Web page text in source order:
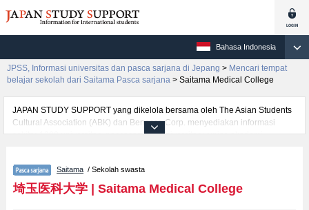
Bahasa Indonesia
JPSS, Informasi universitas dan pasca sarjana di Jepang > Mencari tempat
belajar sekolah dari Saitama Pasca sarjana > Saitama Medical College
JAPAN STUDY SUPPORT yang dikelola bersama oleh The Asian Students
Cultural Association (ABK) dan Benesse Corp. menyediakan informasi
sekitar 1300 universitas, pascasarjana, universitas yunior, akademi
informasi per jurusan riset seperti %% research %%, serta berbagai
informasi yang berguna bagi mahasiswa(i) mancanegara seperti kuota
untuk jumlah pendaftar dan jumlah kelulusan ujian masuk mahasiswa(i)
Saitama / Sekolah swasta
埼玉医科大学| Saitama Medical College